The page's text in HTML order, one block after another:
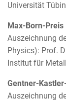
Universität
Max-Born-Preis
Auszeichnung
Physics): Prof.
Institut für
Gentner-
Auszeichnung